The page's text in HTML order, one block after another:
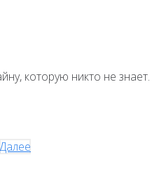
которую никто не
Далее